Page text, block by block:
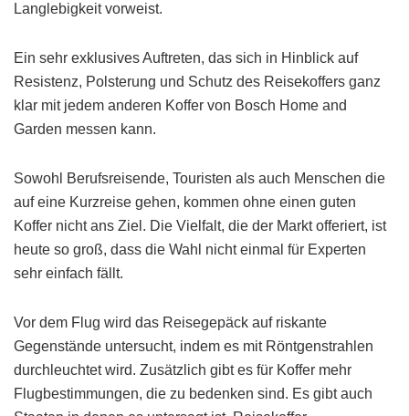
Langlebigkeit vorweist.
Ein sehr exklusives Auftreten, das sich in Hinblick auf
Resistenz, Polsterung und Schutz des Reisekoffers ganz
klar mit jedem anderen Koffer von Bosch Home and
Garden messen kann.
Sowohl Berufsreisende, Touristen als auch Menschen die
auf eine Kurzreise gehen, kommen ohne einen guten
Koffer nicht ans Ziel. Die Vielfalt, die der Markt offeriert, ist
heute so groß, dass die Wahl nicht einmal für Experten
sehr einfach fällt.
Vor dem Flug wird das Reisegepäck auf riskante
Gegenstände untersucht, indem es mit Röntgenstrahlen
durchleuchtet wird. Zusätzlich gibt es für Koffer mehr
Flugbestimmungen, die zu bedenken sind. Es gibt auch